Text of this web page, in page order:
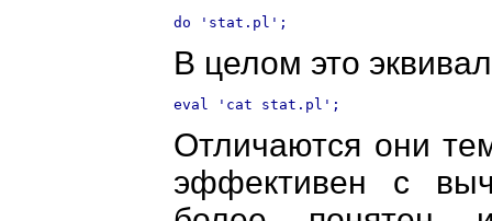
В целом это
Отличаются они
эффективен с